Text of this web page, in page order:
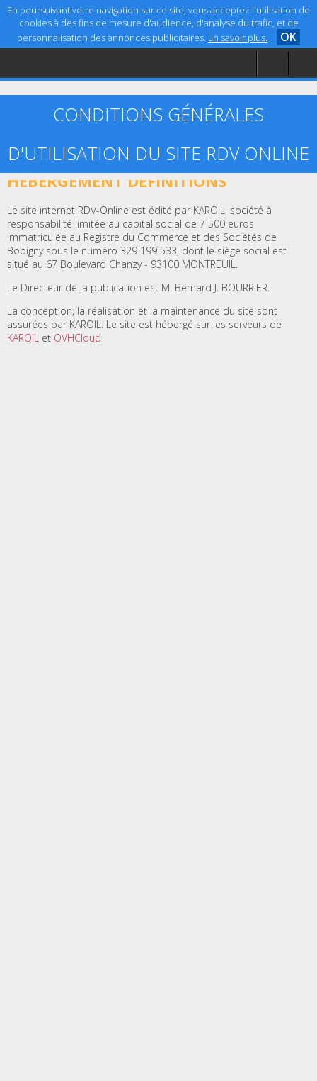
En poursuivant votre navigation sur ce site, vous acceptez l'utilisation de
cookies à des fins de mesure d'audience, d'analyse du trafic, et de
personnalisation des annonces publicitaires. En savoir plus. OK
Accueil
Aide
CONDITIONS GÉNÉRALES
D'UTILISATION DU SITE RDV ONLINE
ARTICLE 1 – ÉDITEUR, CRÉATION ET
HÉBERGEMENT DÉFINITIONS
Le site internet RDV-Online est édité par KAROIL, société à
responsabilité limitée au capital social de 7 500 euros
immatriculée au Registre du Commerce et des Sociétés de
Bobigny sous le numéro 329 199 533, dont le siège social est
situé au 67 Boulevard Chanzy - 93100 MONTREUIL.
Le Directeur de la publication est M. Bernard J. BOURRIER.
La conception, la réalisation et la maintenance du site sont
assurées par KAROIL. Le site est hébergé sur les serveurs de
KAROIL et OVHCloud